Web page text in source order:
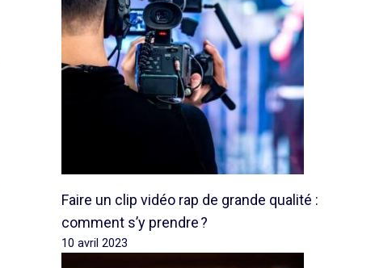
Faire un clip vidéo rap de grande qualité :
comment s’y prendre ?
10 avril 2023